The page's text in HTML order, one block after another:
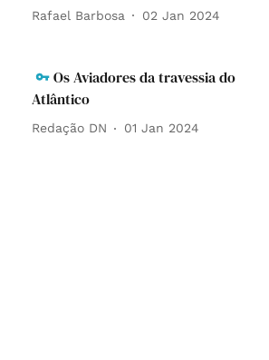
Rafael Barbosa 02 Jan 2024
Os Aviadores da travessia do
Atlântico
Redação DN 01 Jan 2024